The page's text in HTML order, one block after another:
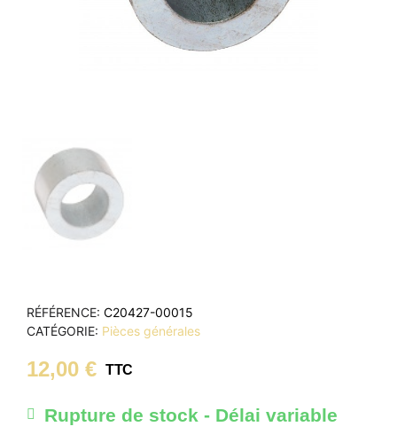
RÉFÉRENCE C20427-00015
CATÉGORIE Pièces générales
12,00 € TTC
Rupture de stock - Délai variable